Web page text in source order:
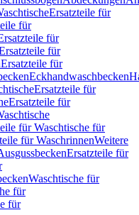
Ersatzteile für
für
für
für
Ersatzteile für
Eckhandwaschbecken
Ersatzteile für
Ersatzteile für
für Waschtische für
für WaschrinnenWeitere
Ersatzteile für
Waschtische für
für
für